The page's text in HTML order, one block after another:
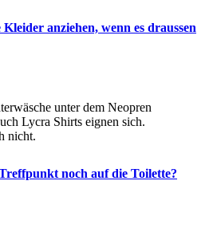
anziehen, wenn es draussen
unter dem Neopren
Lycra Shirts eignen sich.
nicht.
noch auf die Toilette?